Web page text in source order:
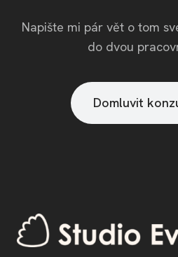
Napište mi pár vět o tom
do dvou
Domluvit